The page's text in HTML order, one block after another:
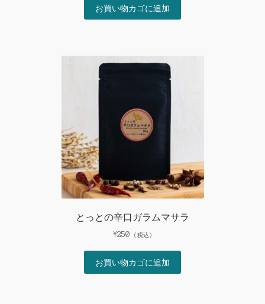
お買い物カゴに追加
とっとの辛口ガラムマサラ
¥250 (税込)
お買い物カゴに追加